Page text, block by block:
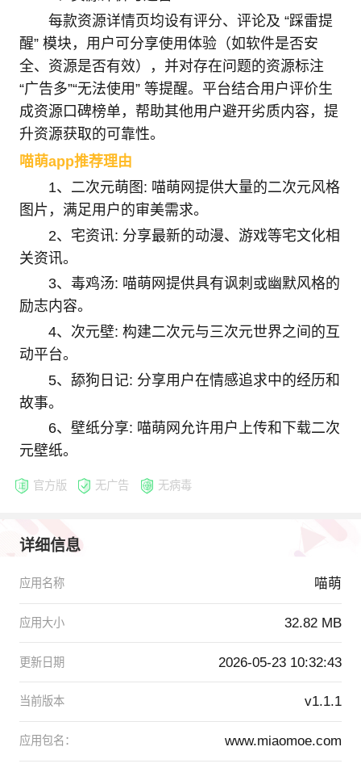
每款资源详情页均设有评分、评论及 “踩雷提
醒” 模块，用户可分享使用体验（如软件是否安
全、资源是否有效），并对存在问题的资源标注
“广告多”“无法使用” 等提醒。平台结合用户评价生
成资源口碑榜单，帮助其他用户避开劣质内容，提
升资源获取的可靠性。
喵萌app推荐理由
1、二次元萌图: 喵萌网提供大量的二次元风格
图片，满足用户的审美需求。
2、宅资讯: 分享最新的动漫、游戏等宅文化相
关资讯。
3、毒鸡汤: 喵萌网提供具有讽刺或幽默风格的
励志内容。
4、次元壁: 构建二次元与三次元世界之间的互
动平台。
5、舔狗日记: 分享用户在情感追求中的经历和
故事。
6、壁纸分享: 喵萌网允许用户上传和下载二次
元壁纸。
官方版 无广告 无病毒
详细信息
应用名称 喵萌
应用大小 32.82 MB
更新日期 2026-05-23 10:32:43
当前版本 v1.1.1
应用包名： www.miaomoe.com